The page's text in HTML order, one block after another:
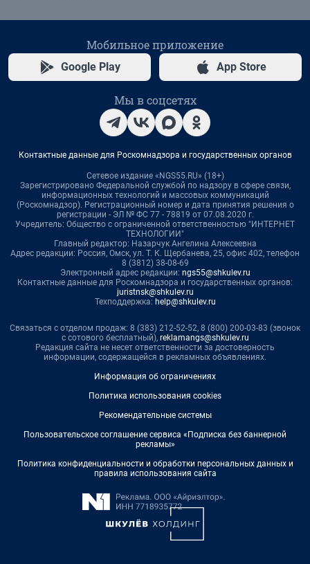
Мобильное приложение
Google Play App Store
Мы в соцсетях
Контактные данные для Роскомнадзора и государственных органов
Сетевое издание «NGS55.RU» (18+)
Зарегистрировано Федеральной службой по надзору в сфере связи,
информационных технологий и массовых коммуникаций
(Роскомнадзор). Регистрационный номер и дата принятия решения о
регистрации - ЭЛ № ФС 77 - 78819 от 07.08.2020 г.
Учредитель: Общество с ограниченной ответственностью "ИНТЕРНЕТ
ТЕХНОЛОГИИ"
Главный редактор: Назарчук Ангелина Алексеевна
Адрес редакции: Россия, Омск, ул. Т. К. Щербанева, 25, офис 402, телефон
8 (3812) 38-08-69
Электронный адрес редакции: ngs55@shkulev.ru
Контактные данные для Роскомнадзора и государственных органов:
juristnsk@shkulev.ru
Техподдержка: help@shkulev.ru
Связаться с отделом продаж: 8 (383) 212-52-52, 8 (800) 200-03-83 (звонок
с сотового бесплатный), reklamangs@shkulev.ru
Редакция сайта не несет ответственности за достоверность
информации, содержащейся в рекламных объявлениях.
Информация об ограничениях
Политика использования cookies
Рекомендательные системы
Пользовательское соглашение сервиса «Подписка без баннерной
рекламы»
Политика конфиденциальности и обработки персональных данных и
правила использования сайта